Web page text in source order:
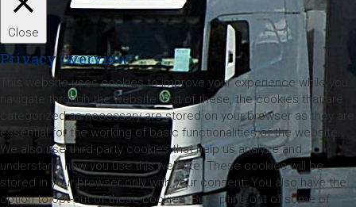
Close
Privacy Overview
This website uses cookies to improve your experience while you
navigate through the website. Out of these, the cookies that are
categorized as necessary are stored on your browser as they are
essential for the working of basic functionalities of the website.
We also use third-party cookies that help us analyze and
understand how you use this website. These cookies will be
stored in your browser only with your consent. You also have the
option to opt-out of these cookies. But opting out of some of